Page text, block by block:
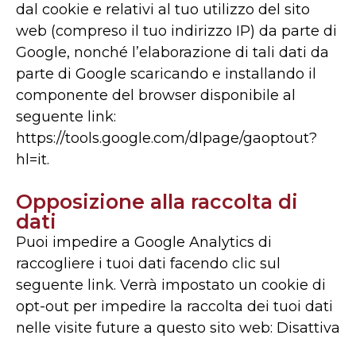
dal cookie e relativi al tuo utilizzo del sito
web (compreso il tuo indirizzo IP) da parte di
Google, nonché l’elaborazione di tali dati da
parte di Google scaricando e installando il
componente del browser disponibile al
seguente link:
https://tools.google.com/dlpage/gaoptout?
hl=it.
Opposizione alla raccolta di
dati
Puoi impedire a Google Analytics di
raccogliere i tuoi dati facendo clic sul
seguente link. Verrà impostato un cookie di
opt-out per impedire la raccolta dei tuoi dati
nelle visite future a questo sito web: Disattiva